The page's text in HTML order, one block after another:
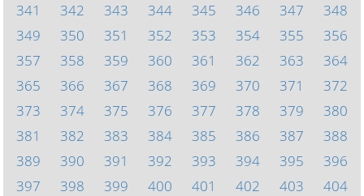
341
342 343 344 345 346 347
348
349
350 351 352 353 354 355
356
357
358 359 360 361 362 363
364
365
366 367 368 369 370 371
372
373
374 375 376 377 378 379
380
381
382 383 384 385 386 387
388
389
390 391 392 393 394 395
396
397
398 399 400 401 402 403
404